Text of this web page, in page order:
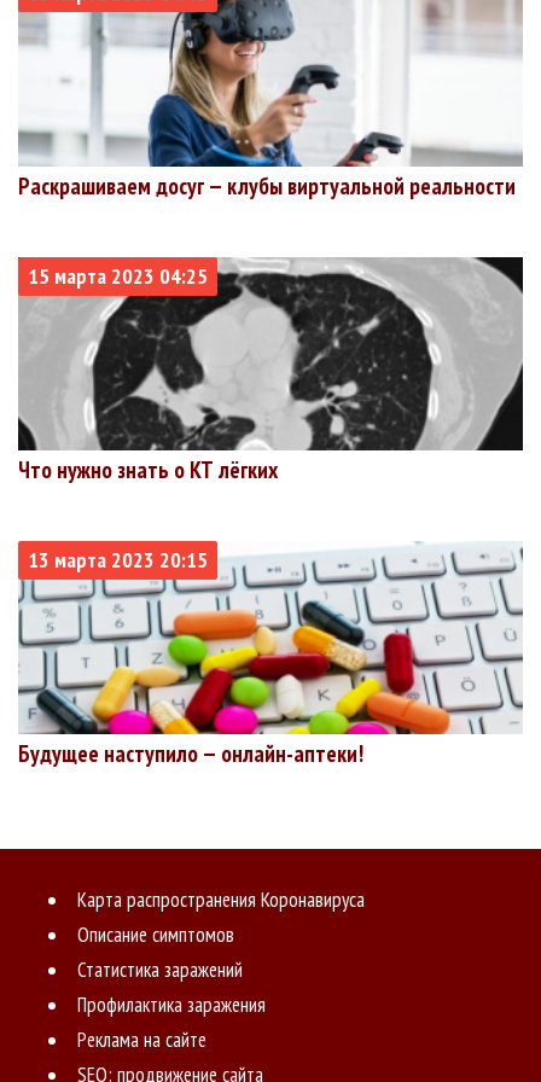
Раскрашиваем досуг — клубы виртуальной реальности
15 марта 2023 04:25
Что нужно знать о КТ лёгких
13 марта 2023 20:15
Будущее наступило — онлайн-аптеки!
Карта распространения Коронавируса
Описание симптомов
Статистика заражений
Профилактика заражения
Реклама на сайте
SEO: продвижение сайта